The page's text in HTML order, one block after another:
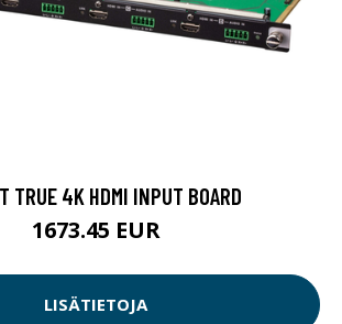
TRUE 4K HDMI INPUT BOARD
1673.45 EUR
LISÄTIETOJA